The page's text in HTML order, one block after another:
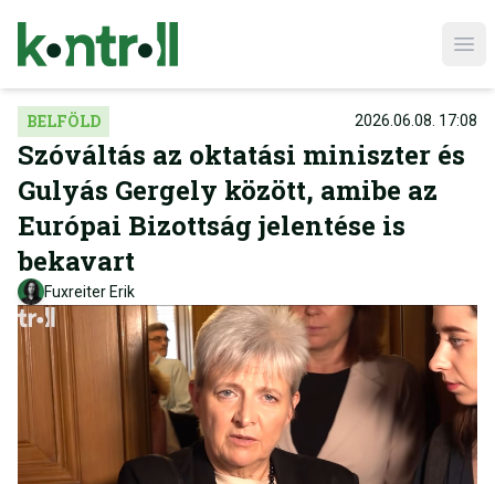
BELFÖLD 2026.06.08. 17:08
Szóváltás az oktatási miniszter és
Gulyás Gergely között, amibe az
Európai Bizottság jelentése is
bekavart
Fuxreiter Erik